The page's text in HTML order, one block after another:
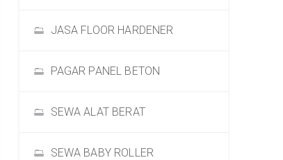
JASA FLOOR HARDENER
PAGAR PANEL BETON
SEWA ALAT BERAT
SEWA BABY ROLLER